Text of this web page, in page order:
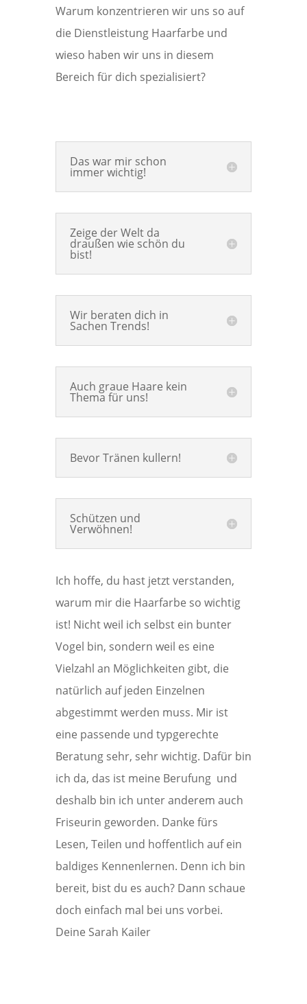
Warum konzentrieren wir uns so auf
die Dienstleistung Haarfarbe und
wieso haben wir uns in diesem
Bereich für dich spezialisiert?
Das war mir schon
immer wichtig!
Zeige der Welt da
draußen wie schön du
bist!
Wir beraten dich in
Sachen Trends!
Auch graue Haare kein
Thema für uns!
Bevor Tränen kullern!
Schützen und
Verwöhnen!
Ich hoffe, du hast jetzt verstanden,
warum mir die Haarfarbe so wichtig
ist! Nicht weil ich selbst ein bunter
Vogel bin, sondern weil es eine
Vielzahl an Möglichkeiten gibt, die
natürlich auf jeden Einzelnen
abgestimmt werden muss. Mir ist
eine passende und typgerechte
Beratung sehr, sehr wichtig. Dafür bin
ich da, das ist meine Berufung und
deshalb bin ich unter anderem auch
Friseurin geworden. Danke fürs
Lesen, Teilen und hoffentlich auf ein
baldiges Kennenlernen. Denn ich bin
bereit, bist du es auch? Dann schaue
doch einfach mal bei uns vorbei.
Deine Sarah Kailer